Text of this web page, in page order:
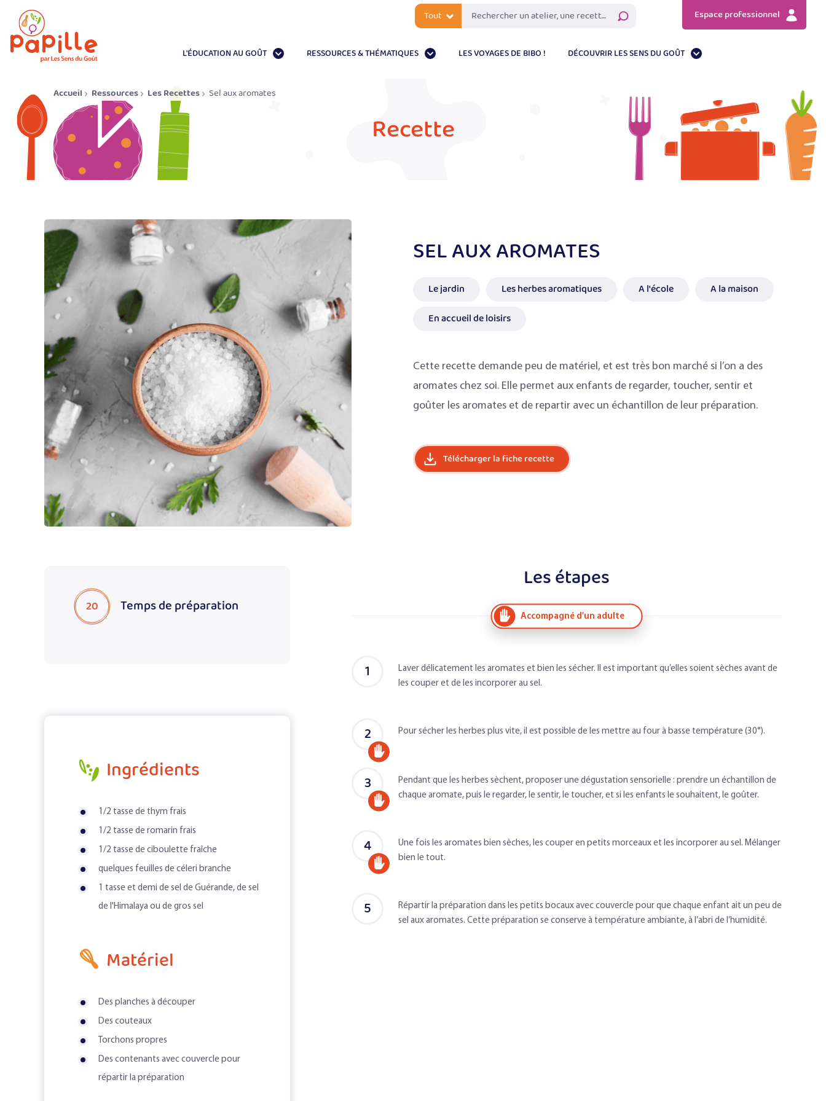
Espace professionnel
Tout Rechercher
L'ÉDUCATION AU GOÛT RESSOURCES & THÉMATIQUES LES VOYAGES DE BIBO ! DÉCOUVRIR LES SENS DU GOÛT
Recette
Accueil Ressources Les Recettes Sel aux aromates
SEL AUX AROMATES
Le jardin Les herbes aromatiques A l'école
A la maison
En accueil de loisirs
Cette recette demande peu de matériel, et est très bon marché si l’on a des
aromates chez soi. Elle permet aux enfants de regarder, toucher, sentir et
goûter les aromates et de repartir avec un échantillon de leur préparation.
Télécharger la fiche recette
20 Temps de préparation
Ingrédients
1/2 tasse de thym frais
1/2 tasse de romarin frais
1/2 tasse de ciboulette fraîche
quelques feuilles de céleri branche
1 tasse et demi de sel de Guérande, de sel
de l'Himalaya ou de gros sel
Matériel
Des planches à découper
Des couteaux
Torchons propres
Des contenants avec couvercle pour
répartir la préparation
Les étapes
Accompagné d'un adulte
1
Laver délicatement les aromates et bien les sécher. Il est important qu’elles soient sèches avant de
les couper et de les incorporer au sel.
2
Accompagné
d'un
adulte
Pour sécher les herbes plus vite, il est possible de les mettre au four à basse température (30°).
3
Accompagné
adulte
Pendant que les herbes sèchent, proposer une dégustation sensorielle : prendre un échantillon de
chaque aromate, puis le regarder, le sentir, le toucher, et si les enfants le souhaitent, le goûter.
4
Accompagné
adulte
Une fois les aromates bien sèches, les couper en petits morceaux et les incorporer au sel. Mélanger
bien le tout.
5
Répartir la préparation dans les petits bocaux avec couvercle pour que chaque enfant ait un peu de
sel aux aromates. Cette préparation se conserve à température ambiante, à l’abri de l’humidité.